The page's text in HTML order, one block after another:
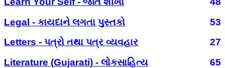
Legal - કાયદાને લગતા પુસ્તકો
53
Letters - પત્રો તથા પત્ર વ્યવહાર
27
Literature (Gujarati) - લોકસાહિત્ય
65